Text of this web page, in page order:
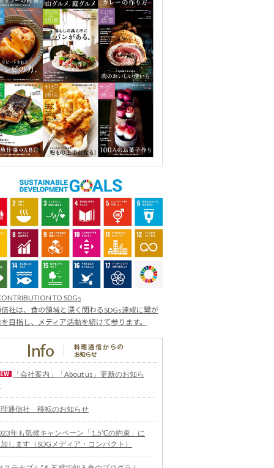
TO SDGs
社は、食の領域と深く関わるSDGs達成に繋が
目指し、メディア活動を続けて参ります。
「会社案内」「About us」更新のお知ら
通信社 移転のお知らせ
年も気候キャンペーン「1.5℃の約束」に
します（SDGメディア・コンパクト）